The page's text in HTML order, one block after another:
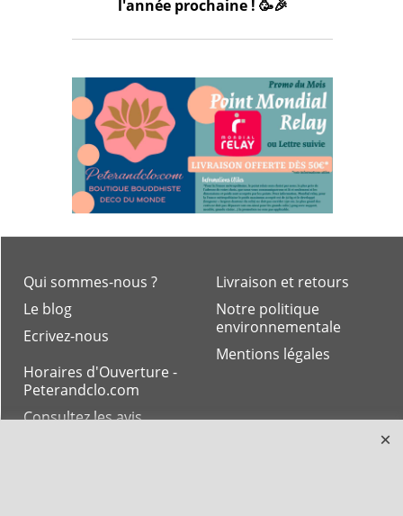
l'année prochaine ! 🥳🎉
Livraison et retours
Notre politique
environnementale
Mentions légales
Qui sommes-nous ?
Le blog
Ecrivez-nous
Horaires d'Ouverture -
Peterandclo.com
Consultez les avis